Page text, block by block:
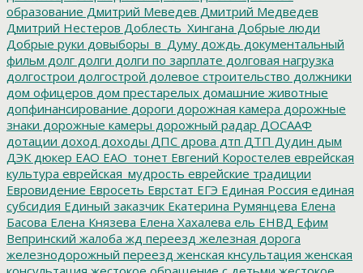
образование Дмитрий Меведев Дмитрий Медведев
Дмитрий Нестеров Доблесть_Хингана Добрые люди
Добрые руки довыборы_в_Думу дождь документальный
фильм долг долги долги по зарплате долговая нагрузка
долгострои долгострой долевое строительство должники
дом офицеров дом престарелых домашние животные
допфинансирование дороги дорожная камера дорожные
знаки дорожные камеры дорожный радар ДОСААФ
дотации доход доходы ДПС дрова дтп ДТП Дудин дым
ДЭК дюкер ЕАО ЕАО_тонет Евгений Коростелев еврейская
культура еврейская_мудрость еврейские традиции
Евровидение Евросеть Еврстат ЕГЭ Единая Россия единая
субсидия Единый заказчик Екатерина Румянцева Елена
Басова Елена Князева Елена Хахалева ель ЕНВД Ефим
Вепринский жалоба жд переезд железная дорога
железнодорожный переезд женская кнсультация женская